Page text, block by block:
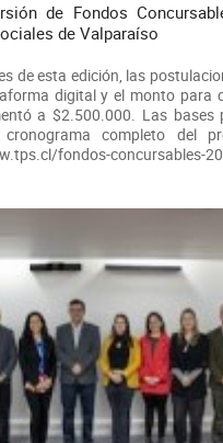
de Fondos
de Valparaíso
de esta edición, las
digital y el monto para
a $2.500.000. Las bases
completo del
fondos-concursables-